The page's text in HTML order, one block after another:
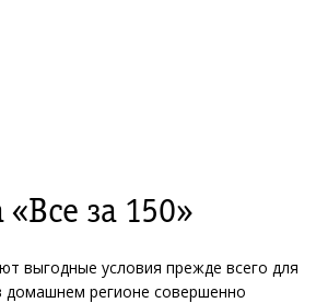
за 150»
выгодные условия прежде всего для
домашнем регионе совершенно